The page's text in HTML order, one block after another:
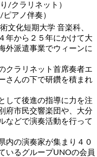
/クラリネット）
アノ伴奏）
文化短期大学 音楽科、
年から２５年にかけて大
外派遣事業でウィーンに
クラリネット首席奏者エ
さんの下で研鑽を積まれ
して後進の指導に力を注
府市民交響楽団や、大分
などで演奏活動を行って
内の演奏家が集まり４０
いるグループUNOの会員